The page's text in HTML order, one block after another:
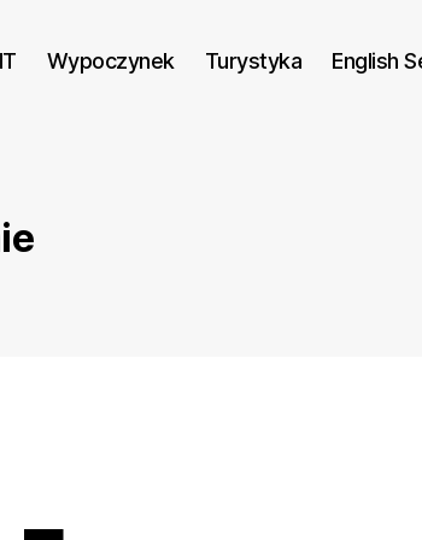
IT Wypoczynek Turystyka English